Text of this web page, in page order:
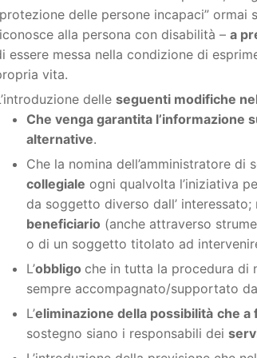
delle persone incapaci”
alla persona con disabilità – a
essere messa nella condizione di
vita.
delle seguenti modifiche
Che venga garantita l’informazione
alternative.
Che la nomina dell’amministratore
collegiale ogni qualvolta l’iniziativa
da soggetto diverso dall’ interessato;
beneficiario (anche attraverso
o di un soggetto titolato ad
L’obbligo che in tutta la procedura di
sempre accompagnato/supportato
L’eliminazione della possibilità che a
sostegno siano i responsabili dei